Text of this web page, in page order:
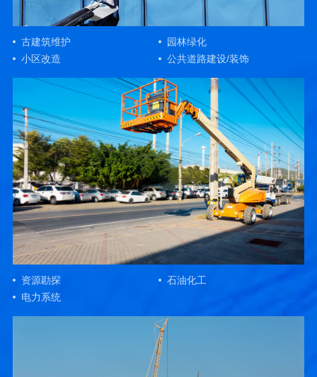
古建筑维护
园林绿化
小区改造
公共道路建设/装饰
资源勘探
石油化工
电力系统